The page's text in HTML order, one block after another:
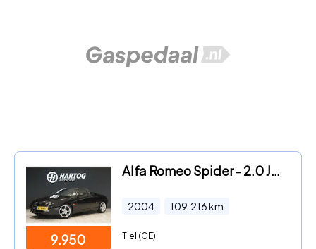
9.950
Alfa Romeo Spider - 2.0 JTS + LEDER / BLUETOOTH AUDIO
2004 109.216km
Tiel (GE)